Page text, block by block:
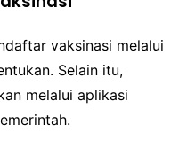
vaksinasi melalui
Selain itu,
melalui aplikasi